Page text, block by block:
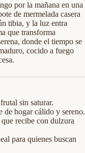
por la mañana en una
de mermelada casera
tibia, y la luz entra
que transforma
donde el tiempo se
cocido a fuego
sin saturar.
de hogar cálido y sereno.
recibe con dulzura
para quienes buscan